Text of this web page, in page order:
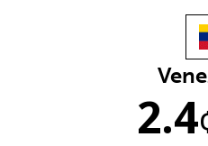
2.4